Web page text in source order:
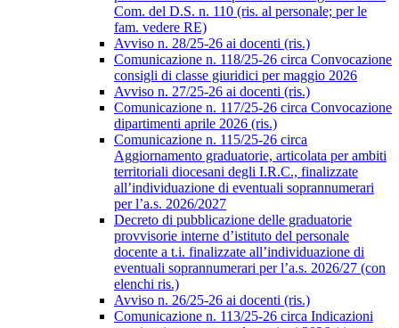
Com. del D.S. n. 110 (ris. al personale; per le
fam. vedere RE)
Avviso n. 28/25-26 ai docenti (ris.)
Comunicazione n. 118/25-26 circa Convocazione
consigli di classe giuridici per maggio 2026
Avviso n. 27/25-26 ai docenti (ris.)
Comunicazione n. 117/25-26 circa Convocazione
dipartimenti aprile 2026 (ris.)
Comunicazione n. 115/25-26 circa
Aggiornamento graduatorie, articolata per ambiti
territoriali diocesani degli I.R.C., finalizzate
all’individuazione di eventuali soprannumerari
per l’a.s. 2026/2027
Decreto di pubblicazione delle graduatorie
provvisorie interne d’istituto del personale
docente a t.i. finalizzate all’individuazione di
eventuali soprannumerari per l’a.s. 2026/27 (con
elenchi ris.)
Avviso n. 26/25-26 ai docenti (ris.)
Comunicazione n. 113/25-26 circa Indicazioni